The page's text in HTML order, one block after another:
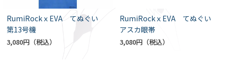
RumiRockｘEVA てぬぐい
第13号機
3,080円
RumiRockｘEVA てぬぐい
アスカ眼帯
3,080円